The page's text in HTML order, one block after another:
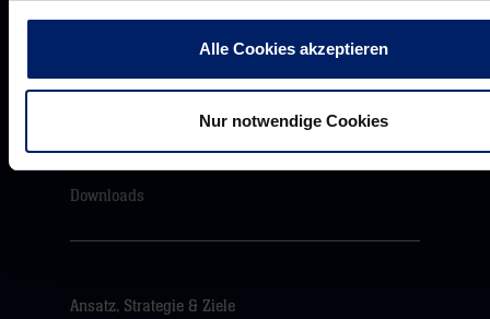
Alle Cookies akzeptieren
Nur notwendige Cookies
Akkreditierungen
Downloads
Ansatz, Strategie & Ziele